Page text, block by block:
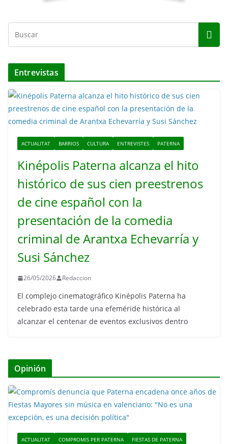
Entrevistas
ACTUALITAT BARRIOS CULTURA ENTREVISTES PATERNA
Kinépolis Paterna alcanza el hito
histórico de sus cien preestrenos
de cine español con la
presentación de la comedia
criminal de Arantxa Echevarría y
Susi Sánchez
26/05/2026 Redaccion
El complejo cinematográfico Kinépolis Paterna ha
celebrado esta tarde una efeméride histórica al
alcanzar el centenar de eventos exclusivos dentro
Opinión
ACTUALITAT COMPROMIS PER PATERNA
FIESTAS DE PATERNA